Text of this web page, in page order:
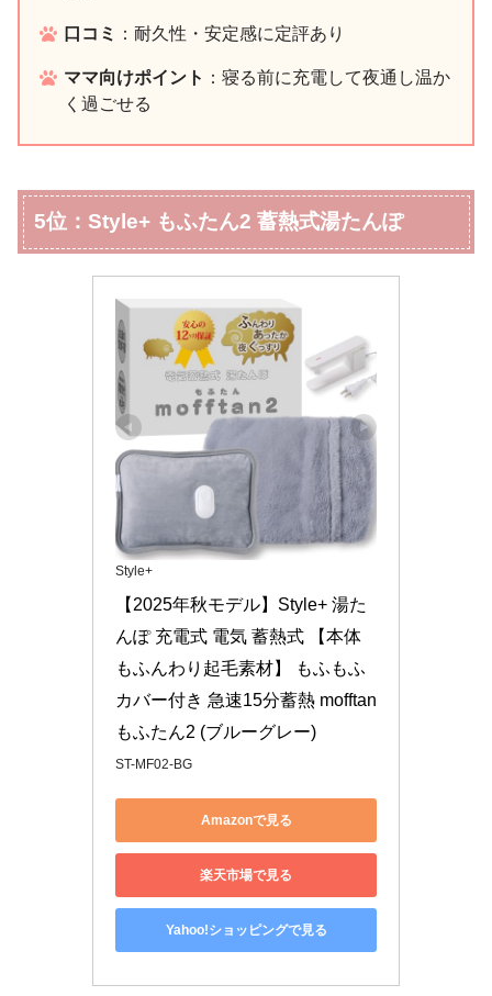
口コミ ：耐久性・安定感に定評あり
ママ向けポイント ：寝る前に充電して夜通し温か
く過ごせる
5位：Style+ もふたん2 蓄熱式湯たんぽ
Style+
【2025年秋モデル】Style+ 湯た
んぽ 充電式 電気 蓄熱式 【本体
もふんわり起毛素材】 もふもふ
カバー付き 急速15分蓄熱 mofftan
もふたん2 (ブルーグレー)
ST-MF02-BG
Amazonで見る
楽天市場で見る
Yahoo!ショッピングで見る